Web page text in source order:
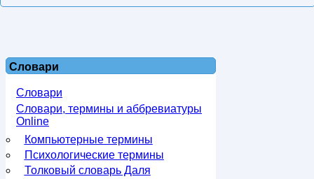
Словари
Словари
Словари, термины и аббревиатуры
Online
Компьютерные термины
Психологические термины
Толковый словарь Даля